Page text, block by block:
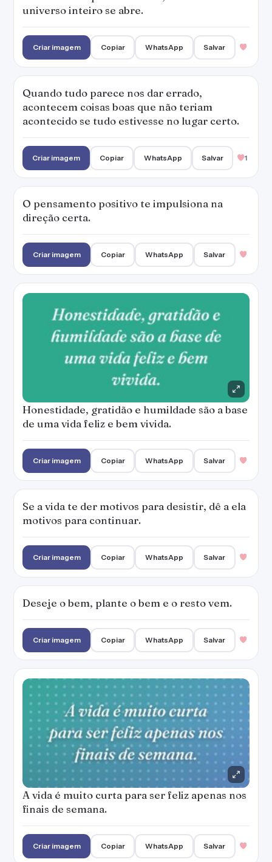
universo inteiro se abre.
Criar imagem Copiar WhatsApp Salvar
Quando tudo parece nos dar errado,
acontecem coisas boas que não teriam
acontecido se tudo estivesse no lugar certo.
Criar imagem Copiar WhatsApp Salvar 1
O pensamento positivo te impulsiona na
direção certa.
Criar imagem Copiar WhatsApp Salvar
Honestidade, gratidão e humildade são a base
de uma vida feliz e bem vivida.
Criar imagem Copiar WhatsApp Salvar
Se a vida te der motivos para desistir, dê a ela
motivos para continuar.
Criar imagem Copiar WhatsApp Salvar
Deseje o bem, plante o bem e o resto vem.
Criar imagem Copiar WhatsApp Salvar
A vida é muito curta para ser feliz apenas nos
finais de semana.
Criar imagem Copiar WhatsApp Salvar